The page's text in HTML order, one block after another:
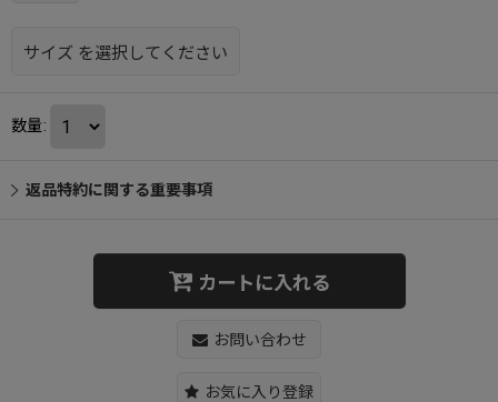
サイズ を選択してください
数量:
返品特約に関する重要事項
カートに入れる
お問い合わせ
お気に入り登録